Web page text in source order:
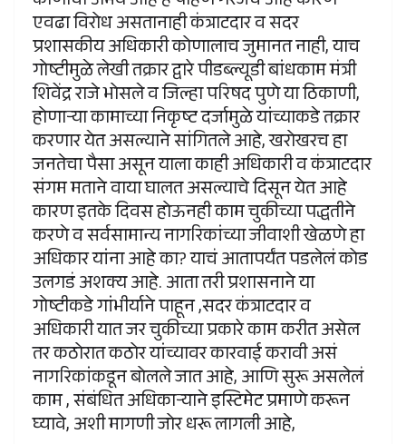
एवढा विरोध असतानाही कंत्राटदार व सदर
प्रशासकीय अधिकारी कोणालाच जुमानत नाही, याच
गोष्टीमुळे लेखी तक्रार द्वारे पीडब्ल्यूडी बांधकाम मंत्री
शिवेंद्र राजे भोसले व जिल्हा परिषद पुणे या ठिकाणी,
होणाऱ्या कामाच्या निकृष्ट दर्जामुळे यांच्याकडे तक्रार
करणार येत असल्याने सांगितले आहे, खरोखरच हा
जनतेचा पैसा असून याला काही अधिकारी व कंत्राटदार
संगम मताने वाया घालत असल्याचे दिसून येत आहे
कारण इतके दिवस होऊनही काम चुकीच्या पद्धतीने
करणे व सर्वसामान्य नागरिकांच्या जीवाशी खेळणे हा
अधिकार यांना आहे का? याचं आतापर्यंत पडलेलं कोड
उलगडं अशक्य आहे. आता तरी प्रशासनाने या
गोष्टीकडे गांभीर्याने पाहून ,सदर कंत्राटदार व
अधिकारी यात जर चुकीच्या प्रकारे काम करीत असेल
तर कठोरात कठोर यांच्यावर कारवाई करावी असं
नागरिकांकडून बोलले जात आहे, आणि सुरू असलेलं
काम , संबंधित अधिकाऱ्याने इस्टिमेट प्रमाणे करून
घ्यावे, अशी मागणी जोर धरू लागली आहे,